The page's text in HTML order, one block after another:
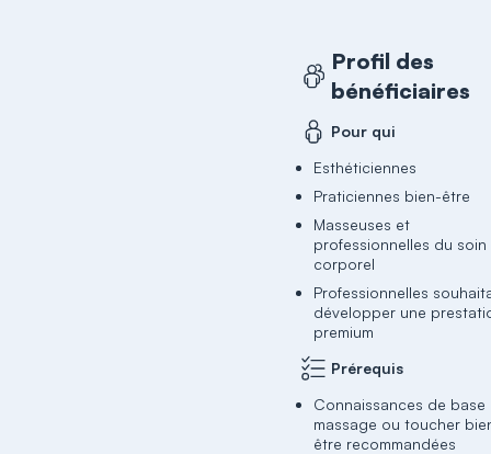
Profil des
bénéficiaires
Pour qui
Esthéticiennes
Praticiennes bien-être
Masseuses et
professionnelles du soin
corporel
Professionnelles
développer une
premium
Prérequis
Connaissances de base
massage ou toucher
être recommandées